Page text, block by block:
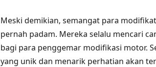
Meski demikian, semangat para
pernah padam. Mereka selalu mencari
bagi para penggemar modifikasi motor.
yang unik dan menarik perhatian akan